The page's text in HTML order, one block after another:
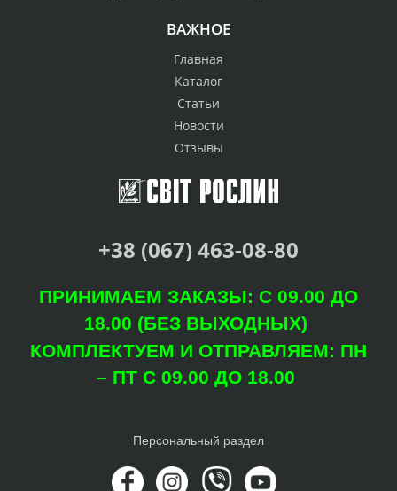
ВАЖНОЕ
Главная
Каталог
Статьи
Новости
Отзывы
+38 (067) 463-08-80
ПРИНИМАЕМ ЗАКАЗЫ: С 09.00 ДО
18.00 (БЕЗ ВЫХОДНЫХ)
КОМПЛЕКТУЕМ И ОТПРАВЛЯЕМ: ПН
– ПТ С 09.00 ДО 18.00
Персональный раздел